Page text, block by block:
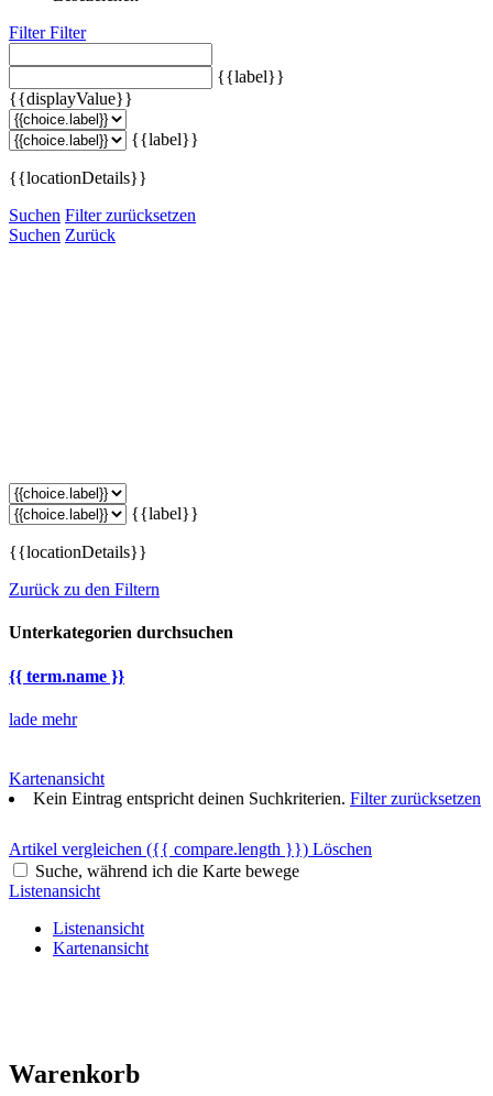
FilterFilter
{{label}}
{{displayValue}}
{{label}}
{{locationDetails}}
Suchen Filter zurücksetzen
Suchen Zurück
{{label}}
{{locationDetails}}
Zurück zu den Filtern
Unterkategorien durchsuchen
{{ term.name }}
lade mehr
Kartenansicht
Kein Eintrag entspricht deinen Suchkriterien. Filter zurücksetzen
Artikel vergleichen ({{ compare.length }}) Löschen
Suche, während ich die Karte bewege
Listenansicht
Listenansicht
Kartenansicht
Warenkorb